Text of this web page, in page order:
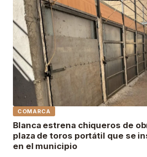
COMARCA
Blanca estrena chiqueros de
plaza de toros portátil que se
en el municipio